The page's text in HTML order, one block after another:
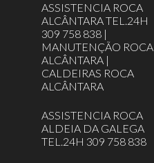
ASSISTENCIA ROCA
ALCÂNTARA TEL.24H
309 758 838 |
MANUTENÇÃO ROCA
ALCÂNTARA |
CALDEIRAS ROCA
ALCÂNTARA
ASSISTENCIA ROCA
ALDEIA DA GALEGA
TEL.24H 309 758 838